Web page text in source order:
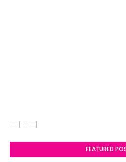
FEATURED